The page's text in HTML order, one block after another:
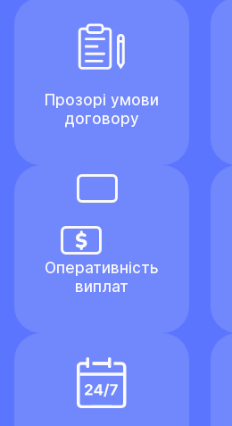
Прозорі умови
договору
Оперативність
виплат